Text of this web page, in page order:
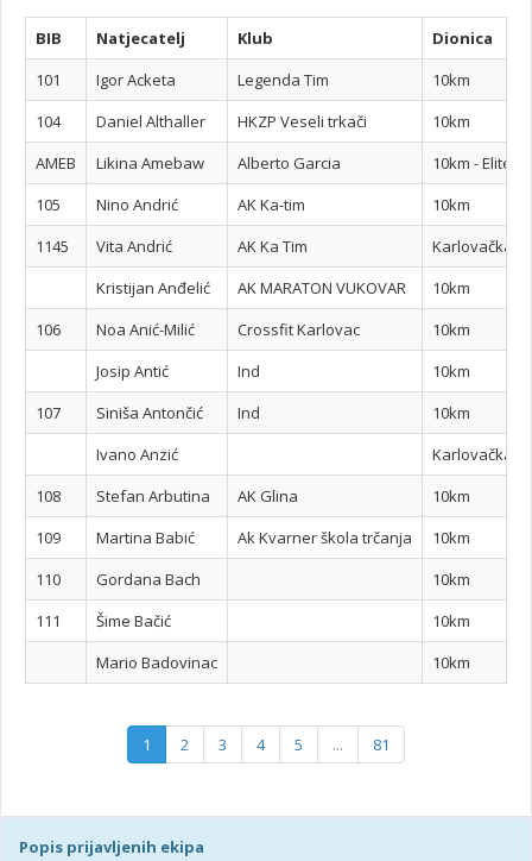
BIB Natjecatelj Klub
Dionica
101
Igor Acketa Legenda Tim
10km
104
Daniel Althaller HKZP Veseli trkači
10km
AMEB
Likina Amebaw Alberto Garcia
10km - Elite
105
Nino Andrić AK Ka-tim
10km
1145
Vita Andrić AK Ka Tim
Karlovačka
Kristijan Anđelić
AK MARATON VUKOVAR
10km
106
Noa Anić-Milić Crossfit Karlovac
10km
Josip Antić
Ind
10km
107
Siniša Antončić Ind
10km
Ivano Anzić
Karlovačka
108
Stefan Arbutina AK Glina
10km
109
Martina Babić Ak Kvarner škola trčanja
10km
110
Gordana Bach
10km
111
Šime Bačić
10km
Mario Badovinac
10km
1 2 3 4 5 ... 81
Popis prijavljenih ekipa